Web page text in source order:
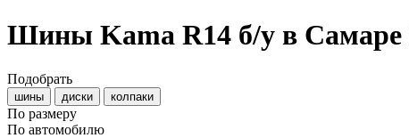
Шины Kama R14 б/у в Самаре
Подобрать
шины диски колпаки
По размеру
По автомобилю